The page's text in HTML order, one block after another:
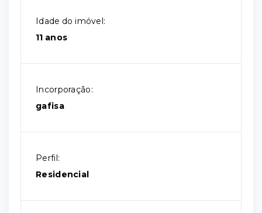
Idade do imóvel:
11 anos
Incorporação:
gafisa
Perfil:
Residencial